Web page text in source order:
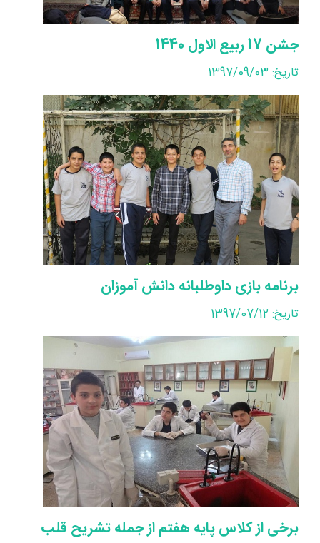
جشن 17 ربیع الاول 1440
تاریخ: 1397/09/03
برنامه بازی داوطلبانه دانش آموزان
تاریخ: 1397/07/12
برخی از کلاس پایه هفتم از جمله تشریح قلب